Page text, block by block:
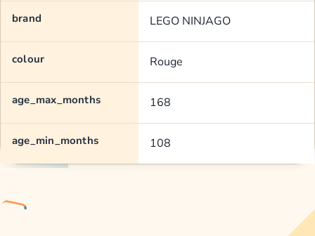
brand LEGO NINJAGO
colour Rouge
age_max_months 168
age_min_months 108